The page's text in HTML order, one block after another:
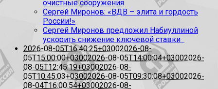
очистные сооружения
Сергей Миронов: «ВДВ – элита и гордость
России!»
Сергей Миронов предложил Набиуллиной
ускорить снижение ключевой ставки
2026-08-05T16:40:25+03002026-08-
05T15:00:00+03002026-08-05T14:00:04+03002026-
08-05T12:45:19+03002026-08-
05T10:45:03+03002026-08-05T09:30:08+03002026-
08-04T16:00:54+03002026-08-